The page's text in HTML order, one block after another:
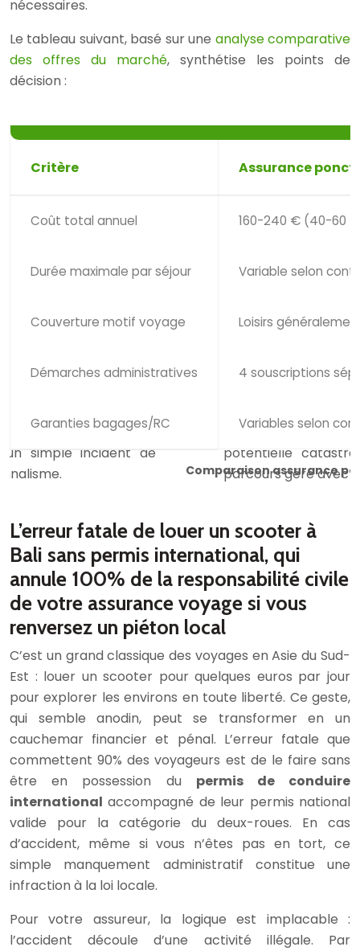
nécessaires.
Le tableau suivant, basé sur une analyse comparative
des offres du marché, synthétise les points de
décision :
Comparaison assurance
Critère Assurance
Coût total annuel 160-240 € (40-60
Durée maximale par séjour Variable selon
Couverture motif voyage Loisirs
Démarches administratives 4 souscriptions
Garanties bagages/RC Variables selon
L’erreur fatale de louer un scooter à
Bali sans permis international, qui
annule 100% de la responsabilité civile
de votre assurance voyage si vous
renversez un piéton local
C’est un grand classique des voyages en Asie du Sud-
Est : louer un scooter pour quelques euros par jour
pour explorer les environs en toute liberté. Ce geste,
qui semble anodin, peut se transformer en un
cauchemar financier et pénal. L’erreur fatale que
commettent 90% des voyageurs est de le faire sans
être en possession du permis de conduire
international accompagné de leur permis national
valide pour la catégorie du deux-roues. En cas
d’accident, même si vous n’êtes pas en tort, ce
simple manquement administratif constitue une
infraction à la loi locale.
Pour votre assureur, la logique est implacable :
l’accident découle d’une activité illégale. Par